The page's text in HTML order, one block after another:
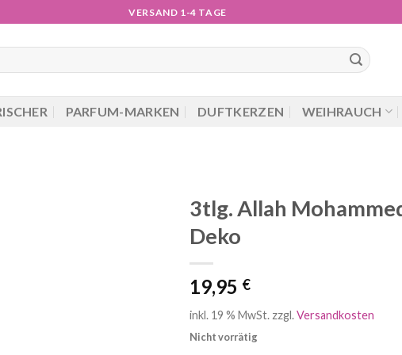
VERSAND 1-4 TAGE
PARFUM-MARKEN DUFTKERZEN WEIHRAUCH
3tlg. Allah
Deko
19,95 €
inkl. 19 % MwSt. zzgl.Versandkosten
Nicht vorrätig